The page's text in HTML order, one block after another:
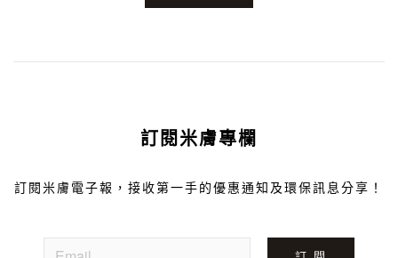
訂閱米膚專欄
訂閱米膚電子報，接收第一手的優惠通知及環保訊息分享！